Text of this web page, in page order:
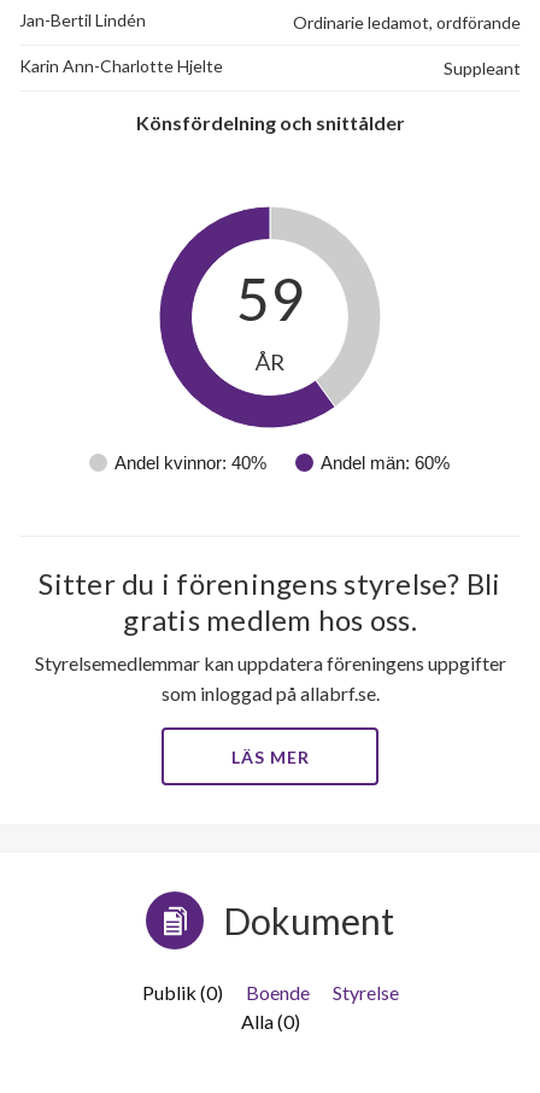
Jan-Bertil Lindén Ordinarie ledamot, ordförande
Karin Ann-Charlotte Hjelte Suppleant
Könsfördelning och snittålder
Andel kvinnor: 40% Andel män: 60%
59
ÅR
Sitter du i föreningens styrelse? Bli
gratis medlem hos oss.
Styrelsemedlemmar kan uppdatera föreningens uppgifter
som inloggad på allabrf.se.
LÄS MER
Dokument
Publik (0) Boende
Styrelse
Alla (0)